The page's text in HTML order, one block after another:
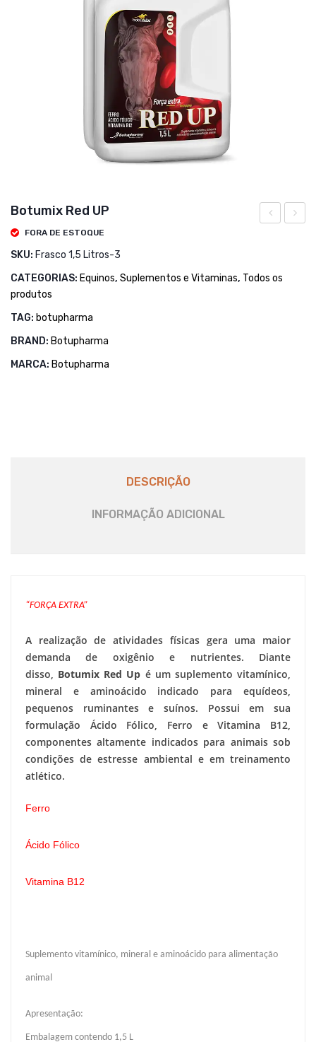
Botumix Red UP
FORA DE ESTOQUE
SKU: Frasco 1,5 Litros-3
CATEGORIAS: Equinos, Suplementos e Vitaminas, Todos os
produtos
TAG: botupharma
BRAND: Botupharma
MARCA: Botupharma
DESCRIÇÃO
INFORMAÇÃO ADICIONAL
“FORÇA EXTRA”
A realização de atividades físicas gera uma maior
demanda de oxigênio e nutrientes. Diante
disso, Botumix Red Up é um suplemento vitamínico,
mineral e aminoácido indicado para equídeos,
pequenos ruminantes e suínos. Possui em sua
formulação Ácido Fólico, Ferro e Vitamina B12,
componentes altamente indicados para animais sob
condições de estresse ambiental e em treinamento
atlético.
Ferro
Ácido Fólico
Vitamina B12
Suplemento vitamínico, mineral e aminoácido para alimentação
animal
Apresentação:
Embalagem contendo 1,5 L